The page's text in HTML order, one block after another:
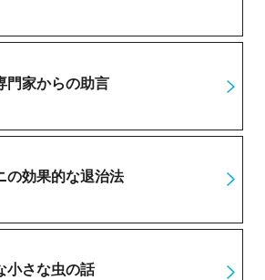
門家からの助言
の効果的な退治法
小さな虫の話